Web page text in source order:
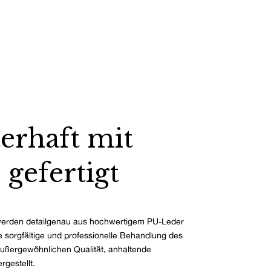
mit
gefertigt
detailgenau aus hochwertigem PU-Leder
sorgfältige und professionelle Behandlung des
Qualität, anhaltende